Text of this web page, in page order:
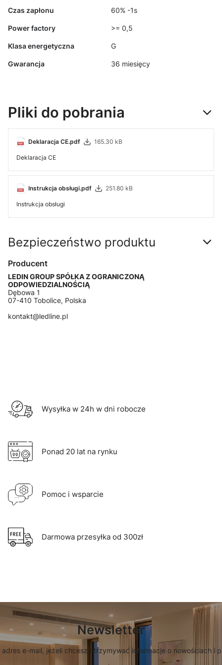
Czas zapłonu 60% -1s
Power factory >= 0,5
Klasa energetyczna G
Gwarancja 36 miesięcy
Pliki do pobrania
Deklaracja CE.pdf 165.30 kB
Deklaracja CE
Instrukcja obsługi.pdf 251.80 kB
Instrukcja obsługi
Bezpieczeństwo produktu
Producent
LEDIN GROUP SPÓŁKA Z OGRANICZONĄ
ODPOWIEDZIALNOŚCIĄ
Dębowa 1
07-410 Tobolice, Polska
kontakt@ledline.pl
Wysyłka w 24h w dni robocze
Ponad 20 lat na rynku
Pomoc i wsparcie
Darmowa przesyłka od 300zł
Newsletter
adres e-mail, jeżeli chcesz otrzymywać informacje o nowościach i